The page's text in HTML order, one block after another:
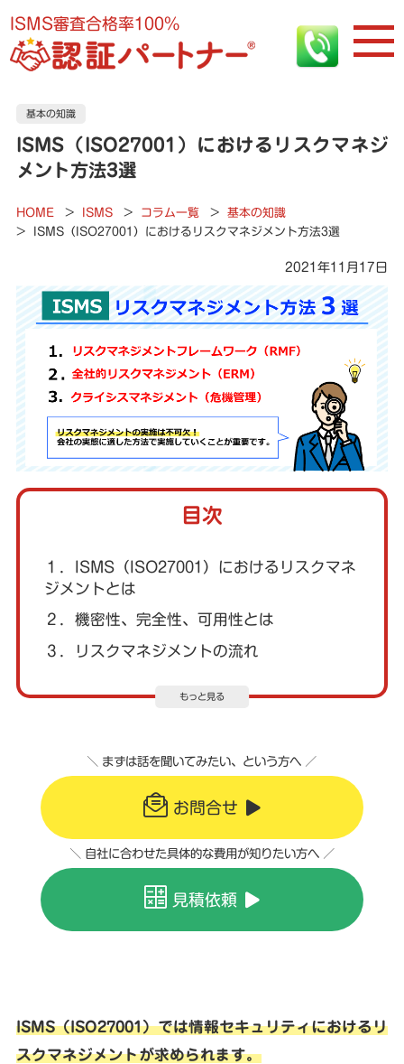
ISMS審査合格率100%
基本の知識
ISMS（ISO27001）におけるリスクマネジ
メント方法3選
HOME > ISMS > コラム一覧 >
基本の知識
>
ISMS（ISO27001）におけるリスクマネジメント方法3選
2021年11月17日
目次
もっと見る
１．ISMS（ISO27001）におけるリスクマネ
ジメントとは
２．機密性、完全性、可用性とは
３．リスクマネジメントの流れ
＼ まずは話を聞いてみたい、という方へ ／
お問合せ
＼ 自社に合わせた具体的な費用が知りたい方へ ／
見積依頼
ISMS（ISO27001）では情報セキュリティにおけるリ
スクマネジメントが求められます。